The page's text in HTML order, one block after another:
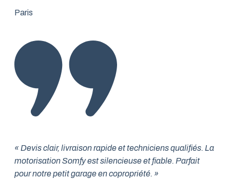
Paris
« Devis clair, livraison rapide et techniciens qualifiés. La
motorisation Somfy est silencieuse et fiable. Parfait
pour notre petit garage en copropriété. »